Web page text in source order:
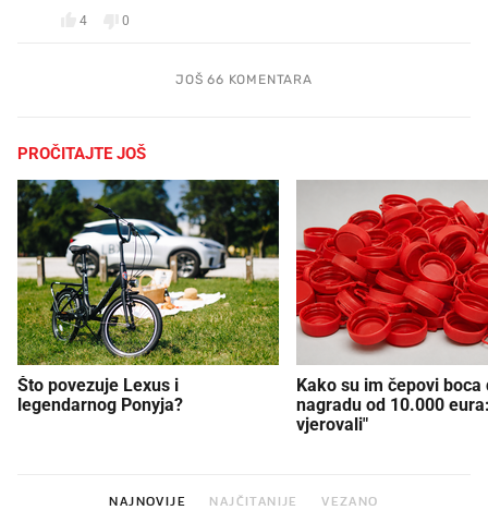
4 0
JOŠ 66 KOMENTARA
PROČITAJTE JOŠ
Što povezuje Lexus i
legendarnog Ponyja?
Kako su im čepovi boca
nagradu od 10.000
vjerovali"
NAJNOVIJE NAJČITANIJE VEZANO